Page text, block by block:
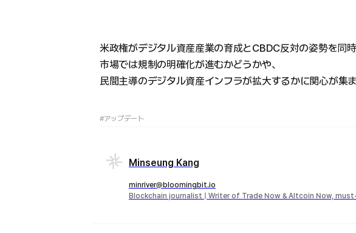
米政権がデジタル資産産業の育成とCBDC反対の姿勢を同時
市場では規制の明確化が進むかどうかや、
民間主導のデジタル資産インフラが拡大するかに関心が集ま
#アップデート
Minseung Kang
minriver@bloomingbit.io
Blockchain journalist | Writer of Trade Now & Altcoin Now,